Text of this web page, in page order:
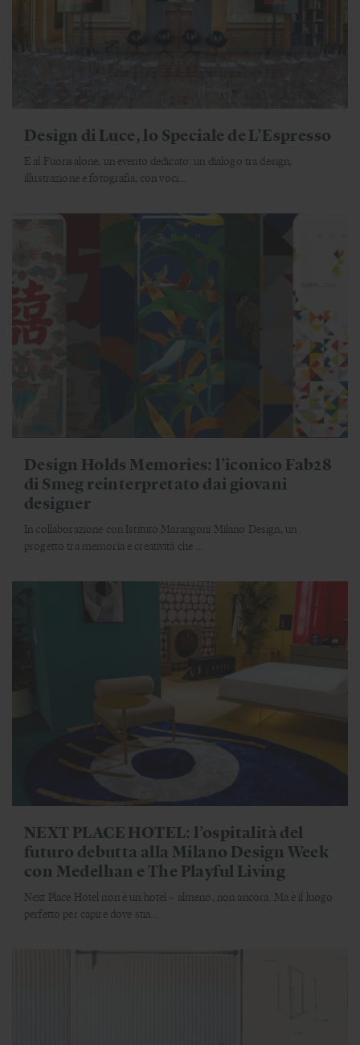
Design di Luce, lo Speciale de L’Espresso
E al Fuorisalone, un evento dedicato: un dialogo tra design,
illustrazione e fotografia, con voci...
Design Holds Memories: l’iconico Fab28
di Smeg reinterpretato dai giovani
designer
In collaborazione con Istituto Marangoni Milano Design, un
progetto tra memoria e creatività che ...
NEXT PLACE HOTEL: l’ospitalità del
futuro debutta alla Milano Design Week
con Medelhan e The Playful Living
Next Place Hotel non è un hotel – almeno, non ancora. Ma è il luogo
perfetto per capire dove stia...